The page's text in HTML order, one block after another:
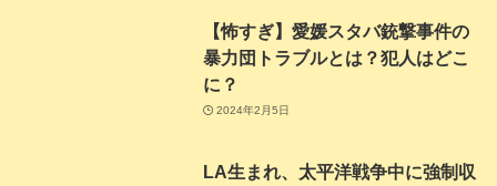
【怖すぎ】愛媛スタバ銃撃事件の
暴力団トラブルとは？犯人はどこ
に？
2024年2月5日
LA生まれ、太平洋戦争中に強制収